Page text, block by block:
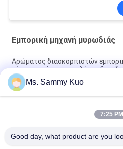
Εμπορική μηχανή μυρωδιάς
Αρώματος διασκορπιστών
σύστημα μάρκετινγκ λόμπι
150ml ενσωματωμένη
πολυτελής μηχανή μυρωδιάς
220V ασημένιο αργίλιο 1000
Ms. Sammy Kuo
7:25 PM
Good day, what product are you